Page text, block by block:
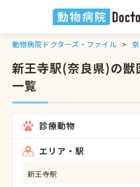
動物病院ドクターズ・ファイル
新王寺駅(奈良県)の獣
一覧
診療動物
エリア・駅
新王寺駅